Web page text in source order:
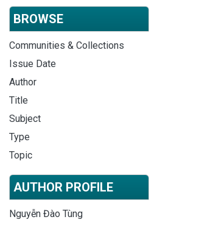
BROWSE
Communities & Collections
Issue Date
Author
Title
Subject
Type
Topic
AUTHOR PROFILE
Nguyễn Đào Tùng